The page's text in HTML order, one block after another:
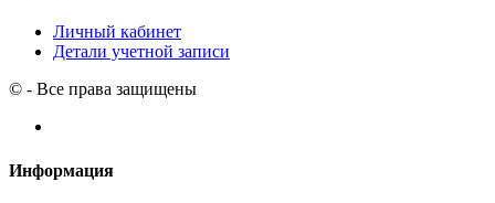
Личный кабинет
Детали учетной записи
© - Все права защищены
Информация